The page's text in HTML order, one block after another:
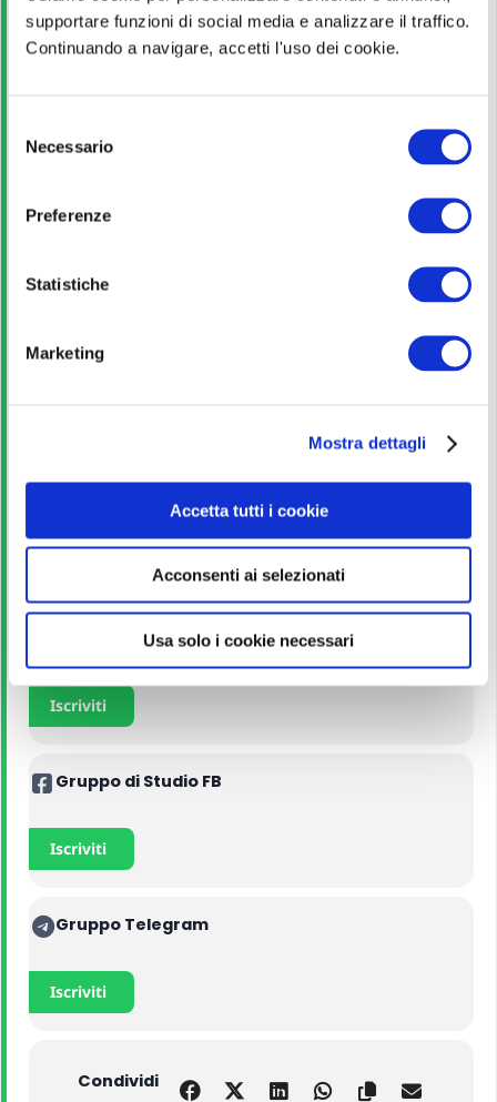
supportare funzioni di social media e analizzare il traffico.
Continuando a navigare, accetti l'uso dei cookie.
Necessario
Preferenze
Statistiche
Marketing
Mostra dettagli
Accetta tutti i cookie
Acconsenti ai selezionati
Usa solo i cookie necessari
Guida alla partecipazione
Pagina ufficiale
Scopri di più
Bando di concorso
Corso Online
Iscriviti
Gruppo di Studio FB
Iscriviti
Gruppo Telegram
Iscriviti
Condividi